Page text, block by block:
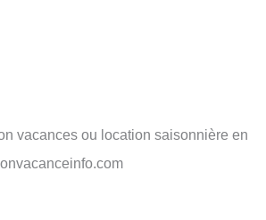
vacances ou location saisonnière en